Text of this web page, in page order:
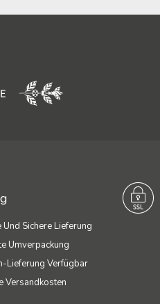
Und Sichere Lieferung
Umverpackung
Lieferung Verfügbar
Versandkosten